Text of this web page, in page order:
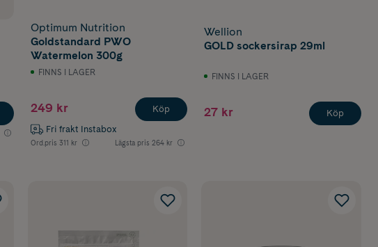
Optimum Nutrition
Goldstandard PWO
Watermelon 300g
FINNS I LAGER
249 kr
Fri frakt Instabox
Ord.pris 311 kr Lägsta pris 264 kr
Köp
Wellion
GOLD sockersirap 29ml
FINNS I LAGER
27 kr Köp